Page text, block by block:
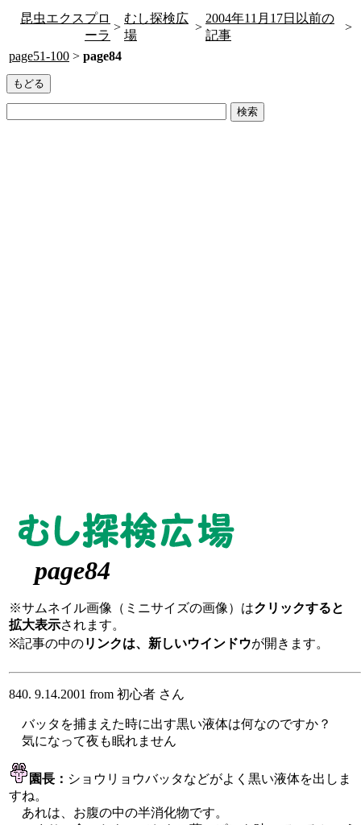
昆虫エクスプロ
ーラ
>
むし探検広
場
>
2004年11月17日以前の
記事
>
page51-100 > page84
page84
※サムネイル画像（ミニサイズの画像）はクリックすると
拡大表示されます。
※記事の中のリンクは、新しいウインドウが開きます。
840. 9.14.2001 from 初心者 さん
バッタを捕まえた時に出す黒い液体は何なのですか？
気になって夜も眠れません
園長： ショウリョウバッタなどがよく黒い液体を出しま
すね。
あれは、お腹の中の半消化物です。